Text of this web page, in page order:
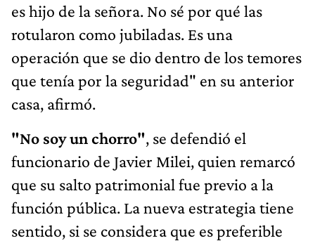
es hijo de la señora. No sé por qué las
rotularon como jubiladas. Es una
operación que se dio dentro de los temores
que tenía por la seguridad" en su anterior
casa, afirmó.
"No soy un chorro", se defendió el
funcionario de Javier Milei, quien remarcó
que su salto patrimonial fue previo a la
función pública. La nueva estrategia tiene
sentido, si se considera que es preferible